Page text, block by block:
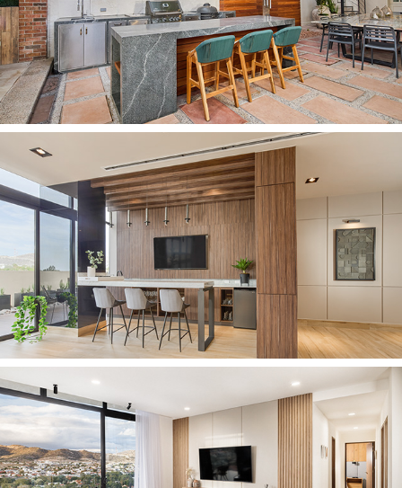
PATIO H
2025
ÁMBAR ÁREA COMUN
2025